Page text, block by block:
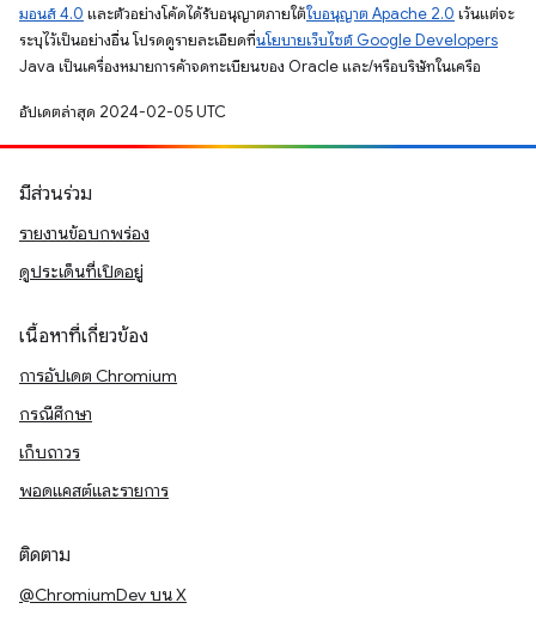
มอนส์ 4.0 และตัวอย่างโค้ดได้รับอนุญาตภายใต้ใบอนุญาต Apache 2.0 เว้นแต่จะ
ระบุไว้เป็นอย่างอื่น โปรดดูรายละเอียดที่นโยบายเว็บไซต์ Google Developers
Java เป็นเครื่องหมายการค้าจดทะเบียนของ Oracle และ/หรือบริษัทในเครือ
อัปเดตล่าสุด 2024-02-05 UTC
มีส่วนร่วม
รายงานข้อบกพร่อง
ดูประเด็นที่เปิดอยู่
เนื้อหาที่เกี่ยวข้อง
การอัปเดต Chromium
กรณีศึกษา
เก็บถาวร
พอดแคสต์และรายการ
ติดตาม
@ChromiumDev บน X